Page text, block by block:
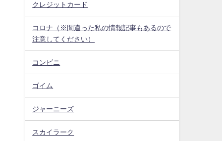
クレジットカード
コロナ（※間違った私の情報記事もあるので
注意してください）
コンビニ
ゴイム
ジャーニーズ
スカイラーク